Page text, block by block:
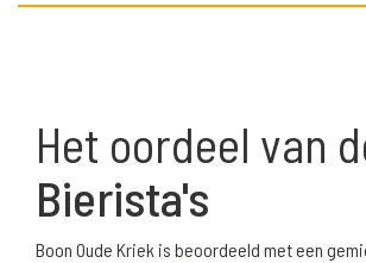
Het oordeel van
Bierista's
Boon Oude Kriek is beoordeeld met een